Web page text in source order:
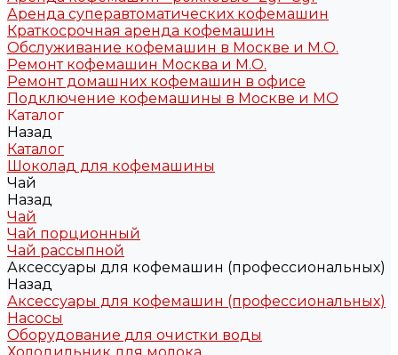
Аренда суперавтоматических кофемашин
Краткосрочная аренда кофемашин
Обслуживание кофемашин в Москве и М.О.
Ремонт кофемашин Москва и М.О.
Ремонт домашних кофемашин в офисе
Подключение кофемашины в Москве и МО
Каталог
Назад
Каталог
Шоколад для кофемашины
Чай
Назад
Чай
Чай порционный
Чай рассыпной
Аксессуары для кофемашин (профессиональных)
Назад
Аксессуары для кофемашин (профессиональных)
Насосы
Оборудование для очистки воды